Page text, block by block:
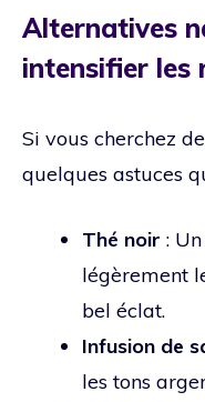
Alternatives
intensifier les
Si vous cherchez
quelques astuces
Thé noir :
légèrement
bel éclat.
Infusion de
les tons